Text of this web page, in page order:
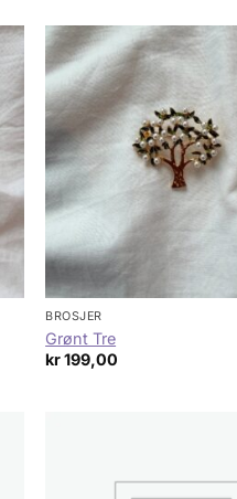
BROSJER
Grønt Tre
kr199,00